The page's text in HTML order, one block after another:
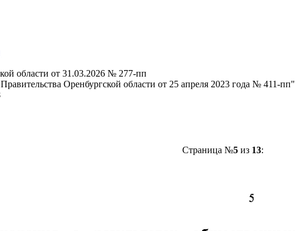
области от 31.03.2026 № 277-пп
Оренбургской области от 25 апреля 2023 года № 411-пп"
Страница №5из 13: